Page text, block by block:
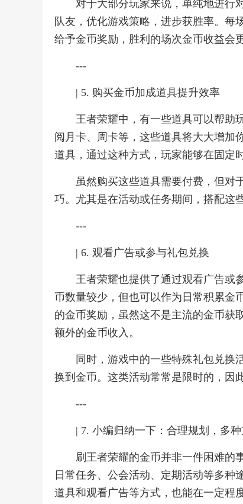
对于大部分玩家来说，单纯地进行
队友，优化游戏策略，进步获胜率。每
给予金币奖励，胜利的场次金币收益会更
---
| 5. 购买金币加成道具提升效率
王者荣耀中，有一些道具可以帮助
阅月卡、周卡等，这些道具将大大增加
道具，通过这种方式，玩家能够在固定
虽然购买这些道具需要付费，但对
巧。尤其是在活动或任务期间，搭配这
---
| 6. 观看广告或参与礼包兑换
王者荣耀也提供了通过观看广告或
币数量较少，但也可以作为日常积累金
的金币奖励，虽然这不是主流的金币获
额外的金币收入。
同时，游戏中的一些特殊礼包兑换
换到金币。这类活动常常是限时的，因
---
| 7. 小编归纳一下：合理规划，多种
刷王者荣耀的金币并非一件困难的
日常任务、公会活动、定期活动等多
道具和观看广告等方式，也能在一定程